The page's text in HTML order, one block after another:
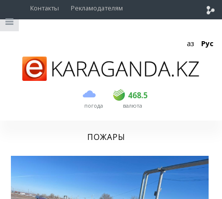
Контакты Рекламодателям
Қаз Рус
погода
468.5
покупка продажа
USD 467 468.5
EUR валюта
ПОЖАРЫ